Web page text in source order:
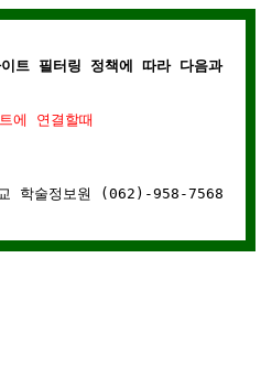
트 필터링 정책에 따라 다음과 같은
에 연결할때
교 학술정보원 (062)-958-7568